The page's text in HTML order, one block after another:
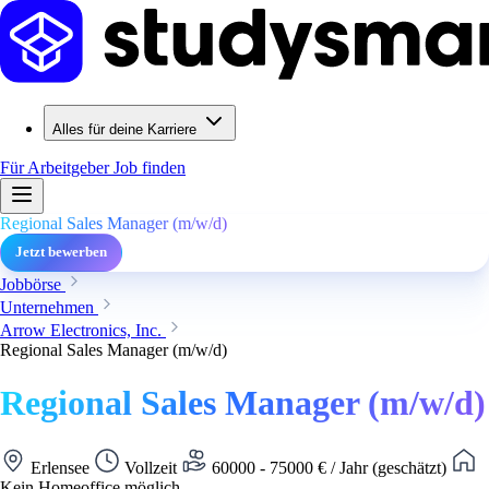
Alles für deine Karriere
Für ArbeitgeberJob finden
Regional Sales Manager (m/w/d)
Jetzt bewerben
Jobbörse
Unternehmen
Arrow Electronics, Inc.
Regional Sales Manager (m/w/d)
Regional Sales Manager (m/w/d)
Erlensee Vollzeit
60000 - 75000 € / Jahr (geschätzt)